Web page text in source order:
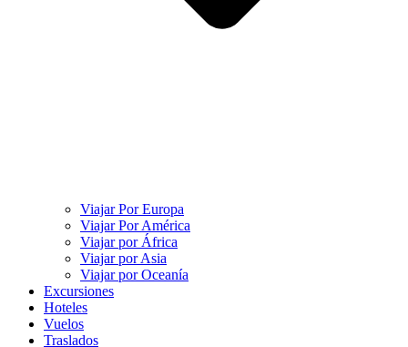
Viajar Por Europa
Viajar Por América
Viajar por África
Viajar por Asia
Viajar por Oceanía
Excursiones
Hoteles
Vuelos
Traslados